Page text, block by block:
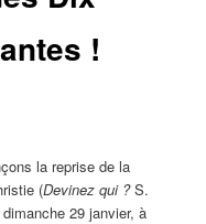
!
la reprise de la
(Devinez qui ?S.
29 janvier, à